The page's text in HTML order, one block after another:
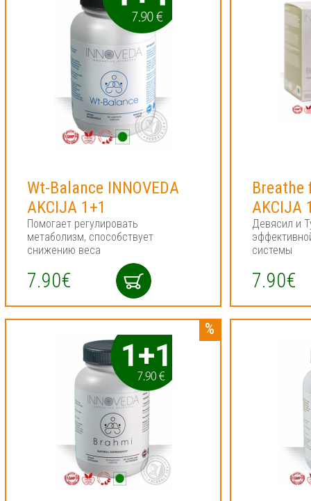
Wt-Balance INNOVEDA
AKCIJA 1+1
Помогает регулировать
метаболизм, способствует
снижению веса
7.90€
Breathe
AKCIJA
Девясил и
системы
7.90€